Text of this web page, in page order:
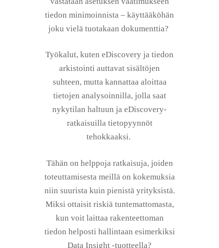
tiedon minimoinnista – käyttääköhän
joku vielä tuotakaan dokumenttia?
Työkalut, kuten eDiscovery ja tiedon
arkistointi auttavat sisältöjen
suhteen, mutta kannattaa aloittaa
tietojen analysoinnilla, jolla saat
nykytilan haltuun ja eDiscovery-
ratkaisuilla tietopyynnöt
tehokkaaksi.
Tähän on helppoja ratkaisuja, joiden
toteuttamisesta meillä on kokemuksia
niin suurista kuin pienistä yrityksistä.
Miksi ottaisit riskiä tuntemattomasta,
kun voit laittaa rakenteettoman
tiedon helposti hallintaan esimerkiksi
Data Insight -tuotteella?